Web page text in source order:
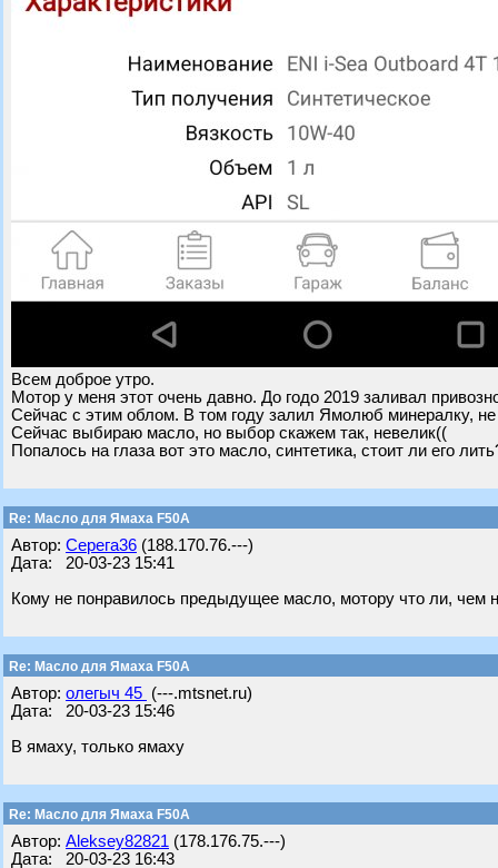
Всем доброе утро.
Мотор у меня этот очень давно. До годо 2019 заливал
Сейчас с этим облом. В том году залил Ямолюб минералку, не
Сейчас выбираю масло, но выбор скажем так, невелик((
Попалось на глаза вот это масло, синтетика, стоит ли его
Re: Масло для Ямаха F50A
Автор: Серега36 (188.170.76.---)
Дата: 20-03-23 15:41
Кому не понравилось предыдущее масло, мотору что ли,
Re: Масло для Ямаха F50A
Автор: олегыч 45 (---.mtsnet.ru)
Дата: 20-03-23 15:46
В ямаху, только ямаху
Re: Масло для Ямаха F50A
Автор: Aleksey82821 (178.176.75.---)
Дата: 20-03-23 16:43